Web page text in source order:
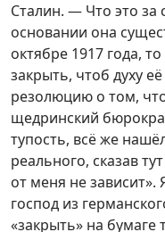
Сталин. — Что это за
основании она
октябре 1917 года,
закрыть, чтоб духу
резолюцию о том,
щедринский
тупость, всё же
реального, сказав
от меня не зависит».
господ из
«закрыть» на бумаге